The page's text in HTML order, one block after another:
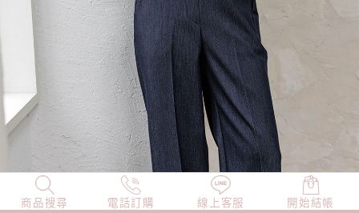
商品搜尋 電話訂購 線上客服 開始結帳
NEW 店長精選 TOP100 小編穿搭